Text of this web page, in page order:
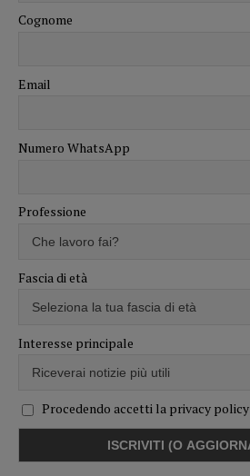
Cognome
Email
Numero WhatsApp
Professione
Fascia di età
Interesse principale
Procedendo accetti la privacy policy